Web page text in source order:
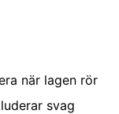
när lagen rör
svag